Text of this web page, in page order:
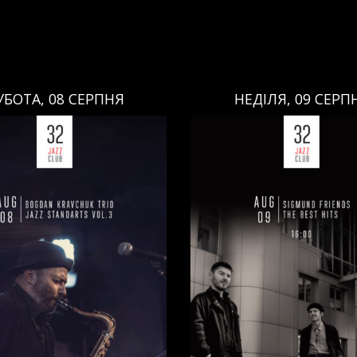
09 СЕРПНЯ
Ціна:
Павло Литвиненко
/Денис Дудко
Люлякін
/
НЕДІЛЯ, 09
Ціна:
Виконавці:
Павло
(Рояль,)/Денис Дудко
Олександр Люлякін (